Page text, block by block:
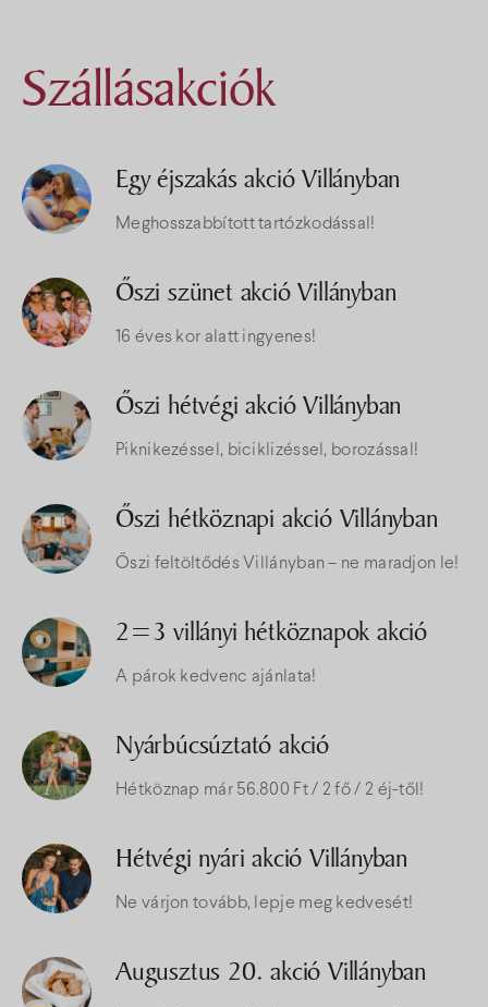
Szállásakciók
Egy éjszakás akció Villányban
Meghosszabbított tartózkodással!
Őszi szünet akció Villányban
16 éves kor alatt ingyenes!
Őszi hétvégi akció Villányban
Piknikezéssel, biciklizéssel, borozással!
Őszi hétköznapi akció Villányban
Őszi feltöltődés Villányban – ne maradjon le!
2=3 villányi hétköznapok akció
A párok kedvenc ajánlata!
Nyárbúcsúztató akció
Hétköznap már 56.800 Ft / 2 fő / 2 éj-től!
Hétvégi nyári akció Villányban
Ne várjon tovább, lepje meg kedvesét!
Augusztus 20. akció Villányban